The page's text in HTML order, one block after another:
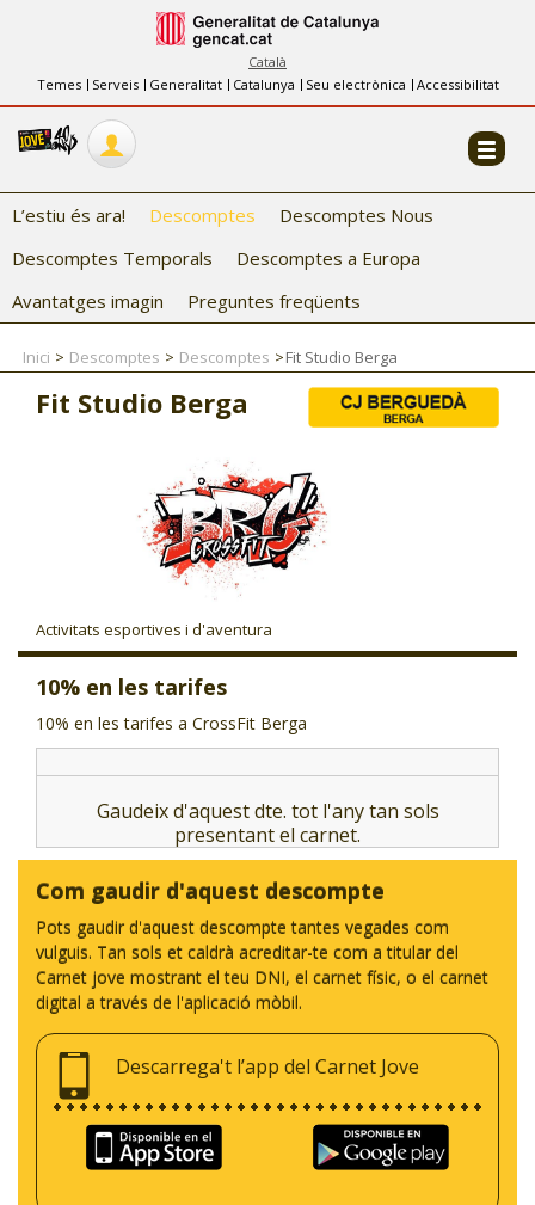
Català
Temes
Serveis Generalitat Catalunya Seu electrònica Accessibilitat
INFORMACIÓ
FES-TE EL CJ
COL·LABORADORS
CJ ADOLESCENTS
CJ EMANCIPACIÓ
CJ SALUT
CJ INTERNACIONAL
CJ LOCAL
T'INTERESSA #SOMJOVES
L’estiu és ara! Descomptes
Descomptes Nous
Descomptes Temporals
Descomptes a Europa
Avantatges imagin
Preguntes freqüents
Inici Descomptes Descomptes Fit Studio Berga
Fit Studio Berga
Activitats esportives i d'aventura
10% en les tarifes
10% en les tarifes a CrossFit Berga
Gaudeix d'aquest dte. tot l'any tan sols
presentant el carnet.
Com gaudir d'aquest descompte
Pots gaudir d'aquest descompte tantes vegades com
vulguis. Tan sols et caldrà acreditar-te com a titular del
Carnet jove mostrant el teu DNI, el carnet físic, o el carnet
digital a través de l'aplicació mòbil.
Descarrega't l’app del Carnet Jove